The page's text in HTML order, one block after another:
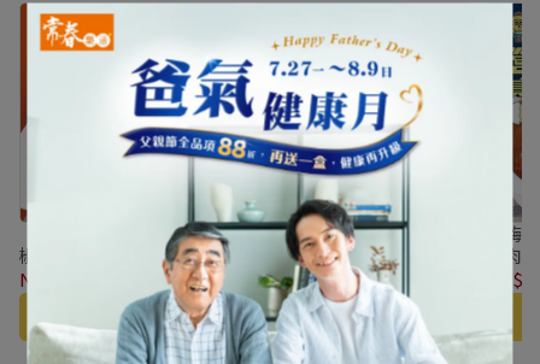
【嗨! Come in】嗨!剝皮辣
椒雞腿肉(150g/包)-3包組
NT$420
加入購物車
【嗨! Come in】嗨! 塔香三
杯雞腿肉(150g/包)-3包組
NT$420NT$570
加入購物車
【嗨
牛肉